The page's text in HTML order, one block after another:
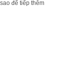
để tiếp thêm